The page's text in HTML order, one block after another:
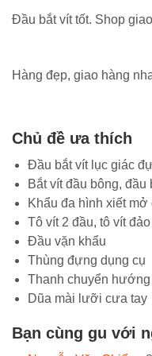
Đầu bắt vít tốt. Shop
Hàng đẹp, giao hàng
Chủ đề ưa thích
Đầu bắt vít lục giác
Bắt vít đầu bông, đầu
Khẩu đa hình xiết
Tô vít 2 đầu, tô vít
Đầu vặn khẩu
Thùng đựng dụng cụ
Thanh chuyển
Dũa mài lưỡi cưa tay
Bạn cùng gu với